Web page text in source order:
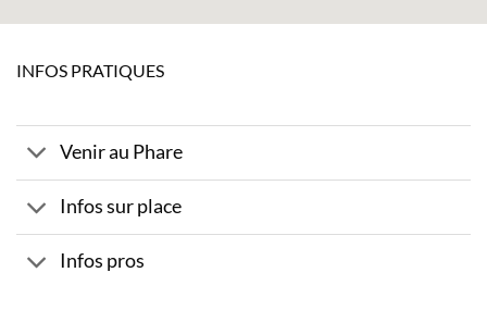
INFOS PRATIQUES
Venir au Phare
Infos sur place
Infos pros